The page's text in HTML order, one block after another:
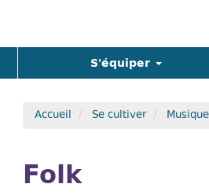
S'équiper
Accueil Se cultiver Musique
Folk